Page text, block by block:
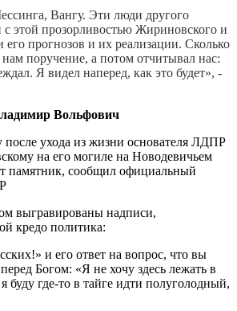
Вангу. Эти люди другого
этой прозорливостью Жириновского и
прогнозов и их реализации. Сколько
поручение, а потом отчитывал нас:
Я видел наперед, как это будет», -
Вольфович
ухода из жизни основателя ЛДПР
на его могиле на Новодевичьем
памятник, сообщил официальный
выгравированы надписи,
кредо политика:
и его ответ на вопрос, что вы
Богом: «Я не хочу здесь лежать в
буду где-то в тайге идти полуголодный,